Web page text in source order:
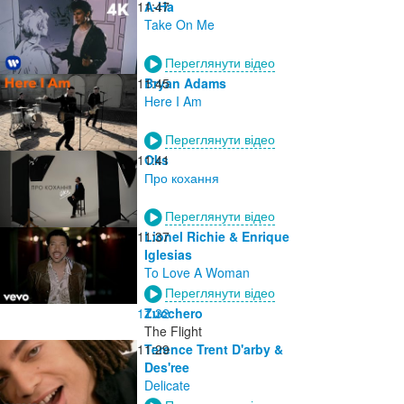
11:47
A-Ha
Take On Me
Переглянути відео
11:45
Bryan Adams
Here I Am
Переглянути відео
11:41
Oks
Про кохання
Переглянути відео
11:37
Lionel Richie & Enrique
Iglesias
To Love A Woman
Переглянути відео
11:32
Zucchero
The Flight
11:29
Terence Trent D'arby &
Des'ree
Delicate